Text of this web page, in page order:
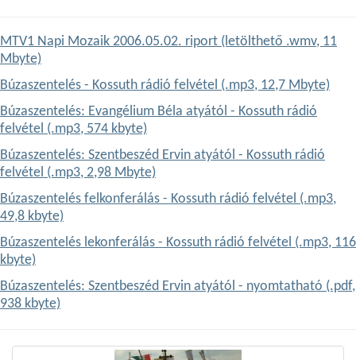
MTV1 Napi Mozaik 2006.05.02. riport (letölthető .wmv, 11
Mbyte)
Búzaszentelés - Kossuth rádió felvétel (.mp3, 12,7 Mbyte)
Búzaszentelés: Evangélium Béla atyától - Kossuth rádió
felvétel (.mp3, 574 kbyte)
Búzaszentelés: Szentbeszéd Ervin atyától - Kossuth rádió
felvétel (.mp3, 2,98 Mbyte)
Búzaszentelés felkonferálás - Kossuth rádió felvétel (.mp3,
49,8 kbyte)
Búzaszentelés lekonferálás - Kossuth rádió felvétel (.mp3, 116
kbyte)
Búzaszentelés: Szentbeszéd Ervin atyától - nyomtatható (.pdf,
938 kbyte)